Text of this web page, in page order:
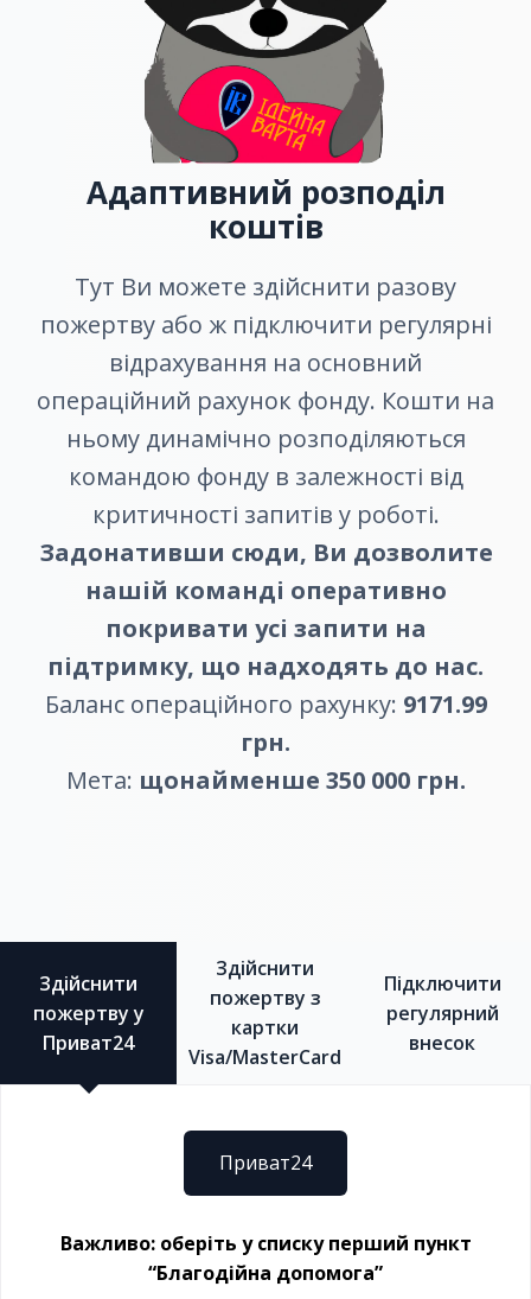
Адаптивний розподіл
коштів
Тут Ви можете здійснити разову
пожертву або ж підключити регулярні
відрахування на основний
операційний рахунок фонду. Кошти на
ньому динамічно розподіляються
командою фонду в залежності від
критичності запитів у роботі.
Задонативши сюди, Ви дозволите
нашій команді оперативно
покривати усі запити на
підтримку, що надходять до нас.
Баланс операційного рахунку: 9171.99
грн.
Мета: щонайменше 350 000 грн.
Здійснити
пожертву у
Приват24
Здійснити
пожертву з
картки
Visa/MasterCard
Підключити
регулярний
внесок
Приват24
Важливо: оберіть у списку перший пункт
“Благодійна допомога”